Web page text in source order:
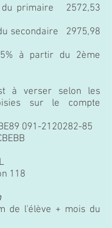
du primaire 2572,53
secondaire 2975,98
à partir du 2ème
à verser selon les
sur le compte
091-2120282-85
118
de l'élève + mois du